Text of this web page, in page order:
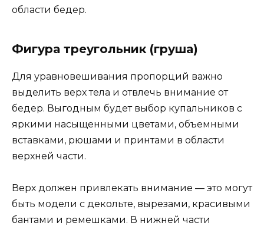
области бедер.
Фигура треугольник (груша)
Для уравновешивания пропорций важно
выделить верх тела и отвлечь внимание от
бедер. Выгодным будет выбор купальников с
яркими насыщенными цветами, объемными
вставками, рюшами и принтами в области
верхней части.
Верх должен привлекать внимание — это могут
быть модели с декольте, вырезами, красивыми
бантами и ремешками. В нижней части